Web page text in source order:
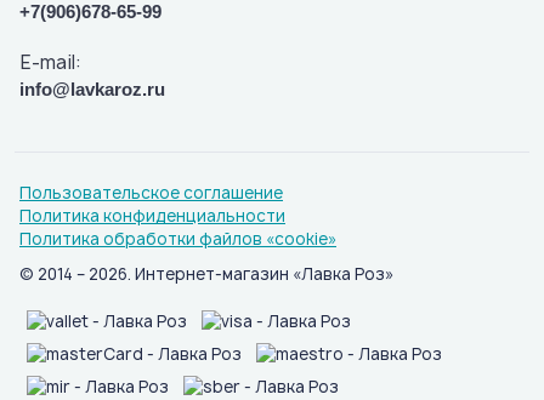
+7(906)678-65-99
E-mail:
info@lavkaroz.ru
Пользовательское соглашение
Политика конфиденциальности
Политика обработки файлов «cookie»
© 2014 – 2026. Интернет-магазин «Лавка Роз»